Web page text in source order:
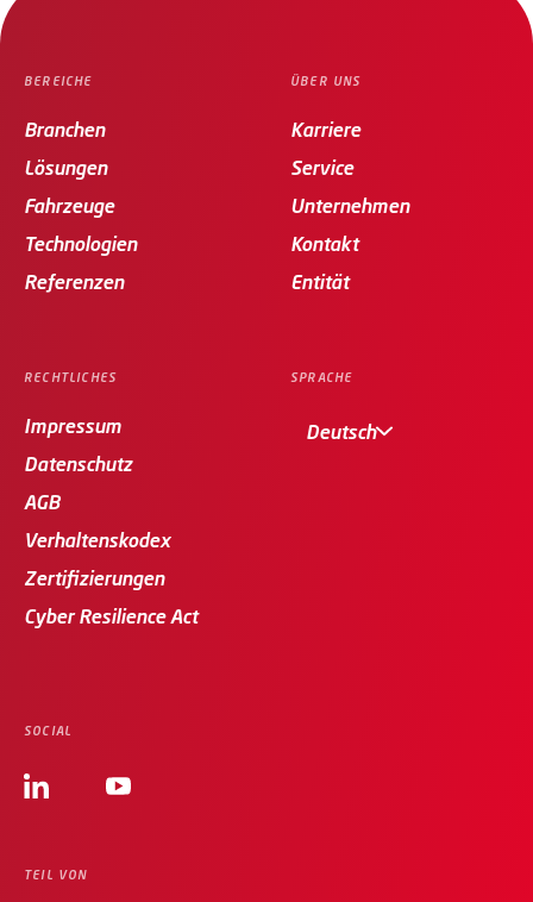
SPRACHE
Deutsch
BEREICHE
Branchen
Lösungen
Fahrzeuge
Technologien
Referenzen
ÜBER UNS
Karriere
Service
Unternehmen
Kontakt
Entität
RECHTLICHES
Impressum
Datenschutz
AGB
Verhaltenskodex
Zertifizierungen
Cyber Resilience Act
SOCIAL
TEIL VON